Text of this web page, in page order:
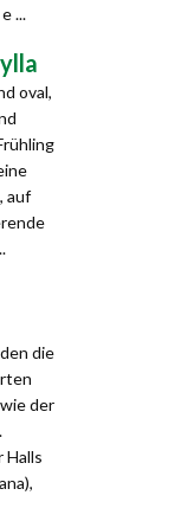
...
oval,
auf
die
der
Halls